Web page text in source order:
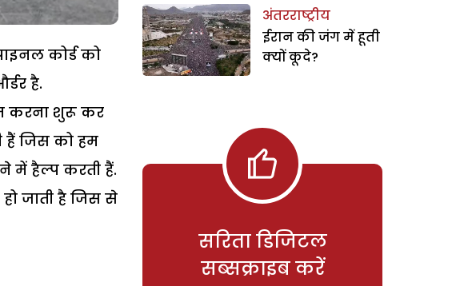
कोर्ड को
है.
करना शुरू कर
हैं जिस को हम
में हैल्प करती हैं.
जाती है जिस से
अंतरराष्ट्रीय
ईरान की जंग में हूती
क्यों कूदे?
सरिता डिजिटल
सब्सक्राइब करें